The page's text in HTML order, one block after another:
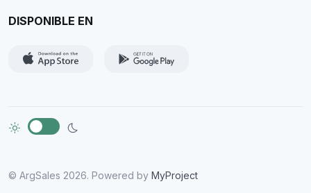
DISPONIBLE EN
© ArgSales 2026. Powered by MyProject